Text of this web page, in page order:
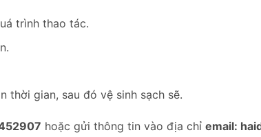
trình thao tác.
thời gian, sau đó vệ sinh sạch sẽ.
hoặc gửi thông tin vào địa chỉ email: